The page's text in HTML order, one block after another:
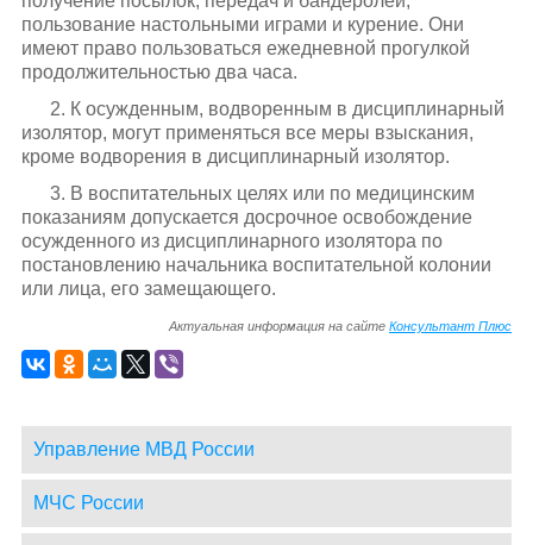
пользование настольными играми и курение. Они
имеют право пользоваться ежедневной прогулкой
продолжительностью два часа.
2. К осужденным, водворенным в дисциплинарный
изолятор, могут применяться все меры взыскания,
кроме водворения в дисциплинарный изолятор.
3. В воспитательных целях или по медицинским
показаниям допускается досрочное освобождение
осужденного из дисциплинарного изолятора по
постановлению начальника воспитательной колонии
или лица, его замещающего.
Актуальная информация на сайтеКонсультант Плюс
Управление МВД России
МЧС России